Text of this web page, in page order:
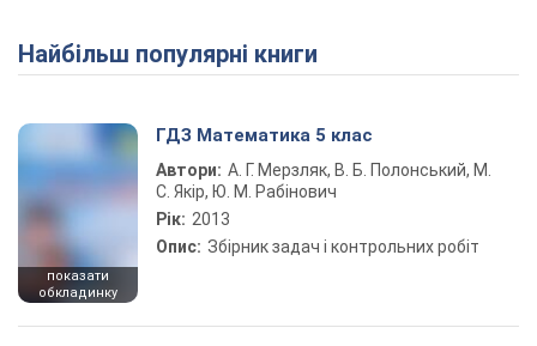
Play Video
Найбільш популярні книги
показати
обкладинку
ГДЗ Математика 5 клас
Автори: А. Г. Мерзляк, В. Б. Полонський, М.
С. Якір, Ю. М. Рабінович
Рік: 2013
Опис: Збірник задач і контрольних робіт